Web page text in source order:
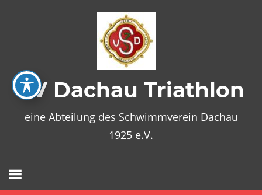
SV Dachau Triathlon
eine Abteilung des Schwimmverein Dachau
1925 e.V.